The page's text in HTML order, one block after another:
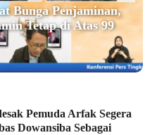
Bunga Penjaminan,
Tetap di Atas 99
Pemuda Arfak Segera
Dowansiba Sebagai